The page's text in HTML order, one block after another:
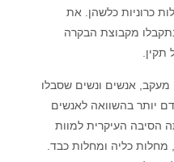
כרוניות כלשהן. את
מקבוצת הבקרה
כי במשך 30 שנות מעקב, אנשים ונשים שסבלו
יותר בהשוואה לאנשים
הסיבה העיקרית למוות
מחלות כליה ומחלות כבד.